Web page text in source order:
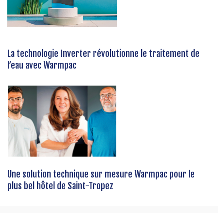
La technologie Inverter révolutionne le traitement de
l’eau avec Warmpac
Une solution technique sur mesure Warmpac pour le
plus bel hôtel de Saint-Tropez